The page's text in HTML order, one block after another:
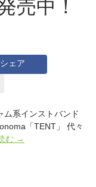
描
シ
ョ
売中！
シェア
ム系インストバンド
「TENT」 代々
む MORE
→